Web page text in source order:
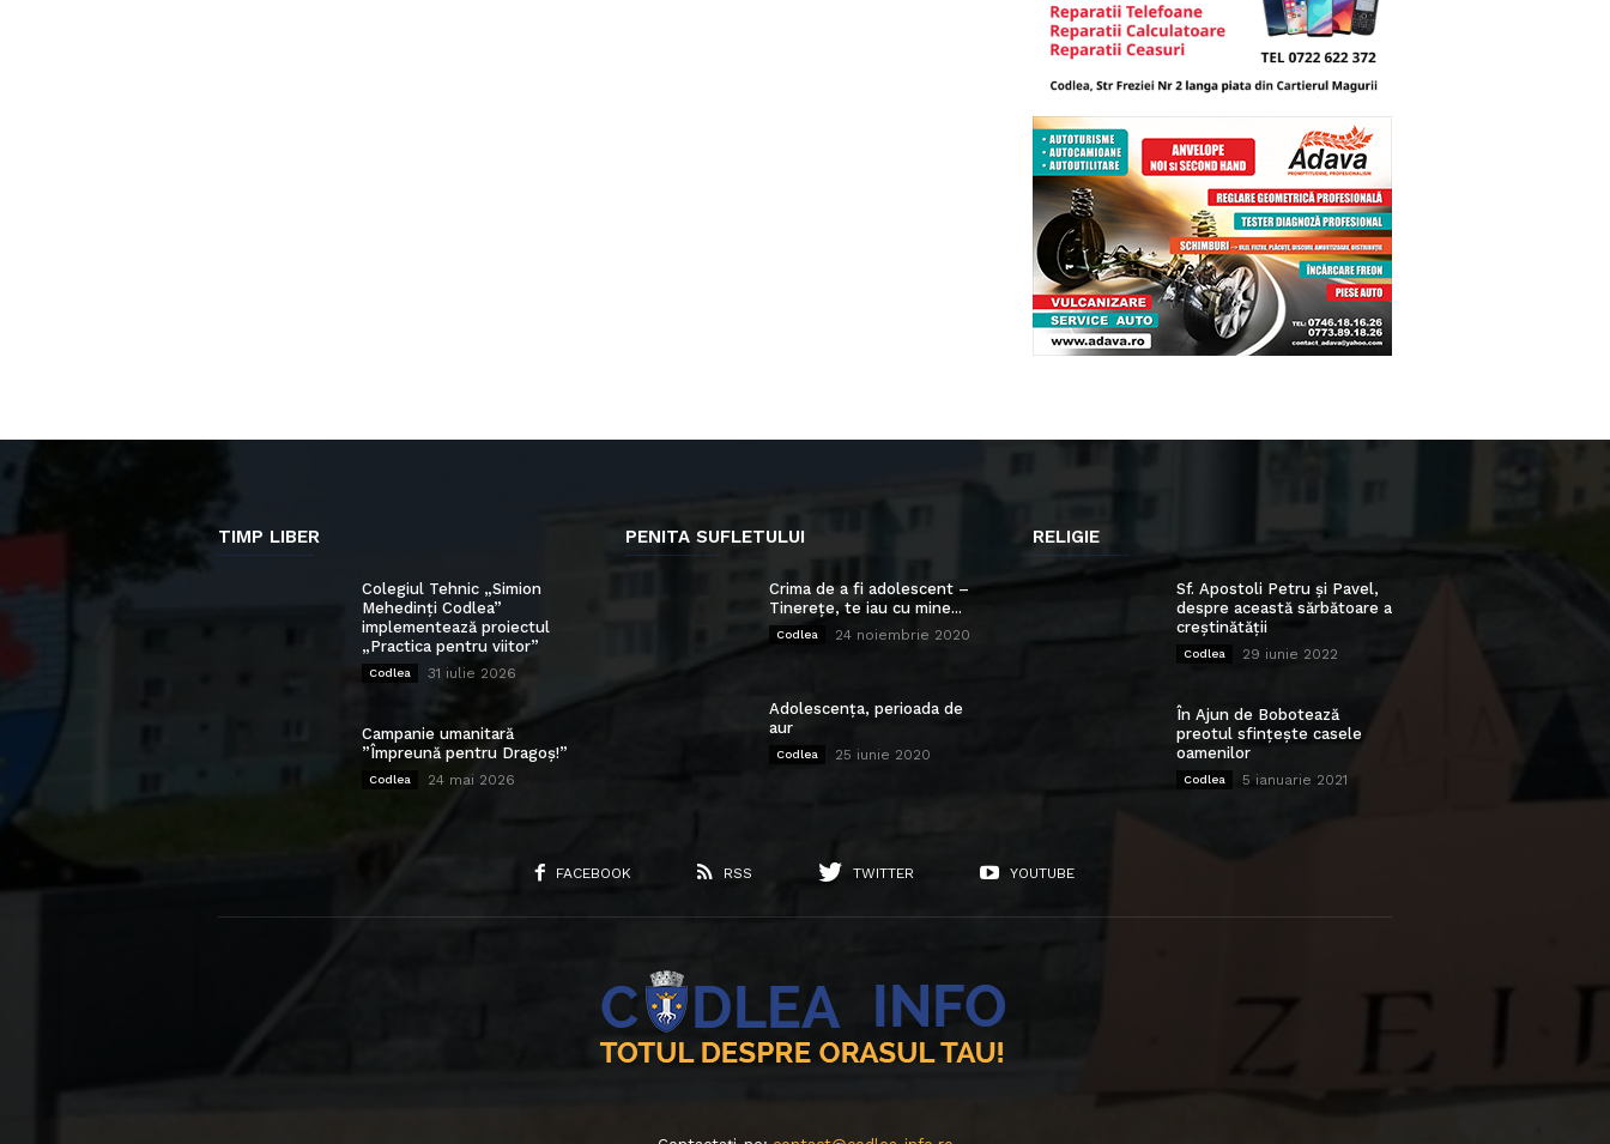
TIMP LIBER
Colegiul Tehnic „Simion
Mehedinți Codlea”
implementează proiectul
„Practica pentru viitor”
Codlea 31 iulie 2026
Campanie umanitară
”Împreună pentru Dragoș!”
Codlea 24 mai 2026
PENITA SUFLETULUI
Crima de a fi adolescent –
Tinerețe, te iau cu mine...
Codlea 24 noiembrie 2020
Adolescența, perioada de
aur
Codlea 25 iunie 2020
RELIGIE
Sf. Apostoli Petru și Pavel,
despre această sărbătoare a
creștinătății
Codlea 29 iunie 2022
În Ajun de Bobotează
preotul sfințește casele
oamenilor
Codlea 5 ianuarie 2021
FACEBOOK RSS TWITTER YOUTUBE